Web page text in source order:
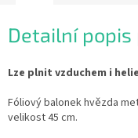
Detailní
Lze plnit vzduchem i
Fóliový balonek hvězda
velikost 45 cm.